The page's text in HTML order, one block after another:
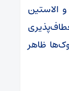
الاستین
ظاهر